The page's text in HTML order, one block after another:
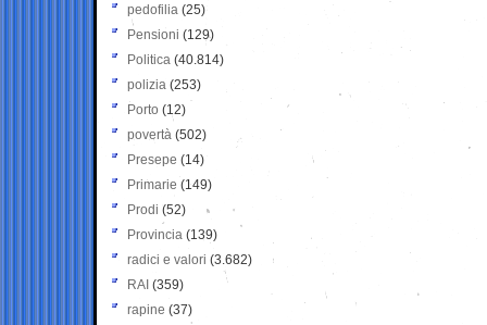
pedofilia (25)
Pensioni (129)
Politica (40.814)
polizia (253)
Porto (12)
povertà (502)
Presepe (14)
Primarie (149)
Prodi (52)
Provincia (139)
radici e valori (3.682)
RAI (359)
rapine (37)